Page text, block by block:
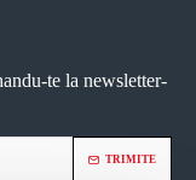
te la newsletter-
TRIMITE